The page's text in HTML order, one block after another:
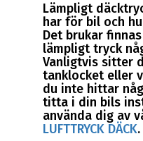
Lämpligt
har för bil och
Det brukar
lämpligt tryck
Vanligtvis sitter
tanklocket eller
du inte hittar
titta i din bils
använda dig av
LUFTTRYCK DÄCK.